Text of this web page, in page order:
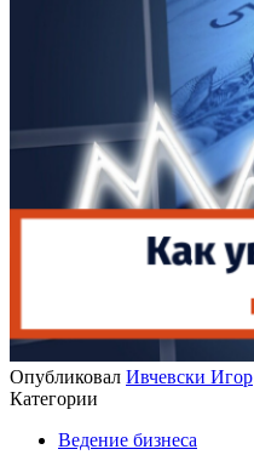
Опубликовал Ивчевски Игор
Категории
Ведение бизнеса